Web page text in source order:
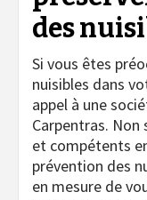
des
Si vous êtes
nuisibles dans
appel à une
Carpentras.
et compétents
prévention des
en mesure de